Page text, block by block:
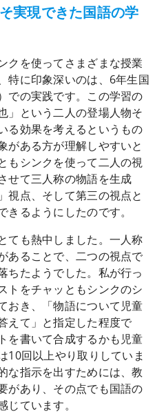
実現できた国語の学
クを使ってさまざまな授業
特に印象深いのは、6年生国
での実践です。この学習の
」という二人の登場人物そ
る効果を考えるというもの
がある方が理解しやすいと
もシンクを使って二人の視
せて三人称の物語を生成
視点、そして第三の視点と
るようにしたのです。
ても熱中しました。一人称
あることで、二つの視点で
ちたようでした。私が行っ
トをチャッともシンクのシ
おき、「物語について児童
えて」と指定した程度で
を書いて合成するかも児童
10回以上やり取りしていま
な指示を出すためには、教
があり、その点でも国語の
ています。